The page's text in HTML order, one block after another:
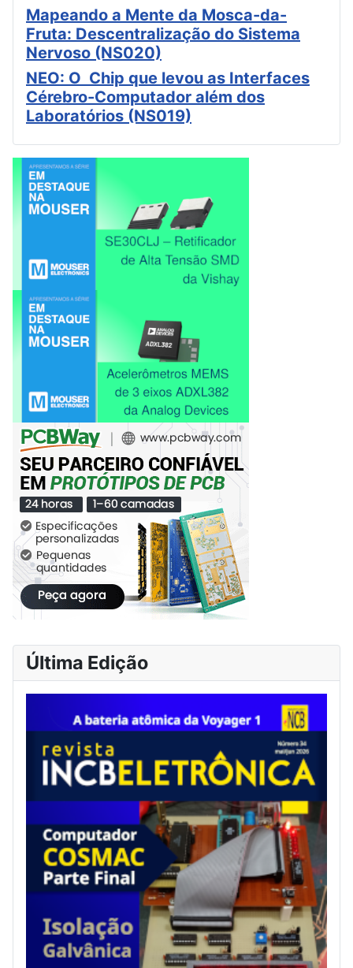
Mapeando a Mente da Mosca-da-
Fruta: Descentralização do Sistema
Nervoso (NS020)
NEO: O Chip que levou as Interfaces
Cérebro-Computador além dos
Laboratórios (NS019)
Última Edição